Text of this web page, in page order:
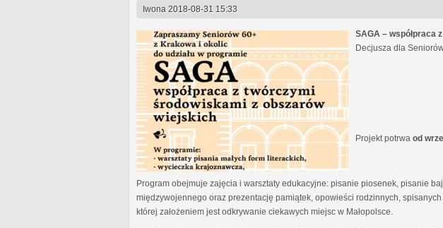
Iwona 2018-08-31 15:33
SAGA – współpraca
Decjusza dla
Projekt potrwa od
Program obejmuje zajęcia i warsztaty edukacyjne: pisanie piosenek, pisanie
międzywojennego oraz prezentację pamiątek, opowieści rodzinnych,
której założeniem jest odkrywanie ciekawych miejsc w Małopolsce.